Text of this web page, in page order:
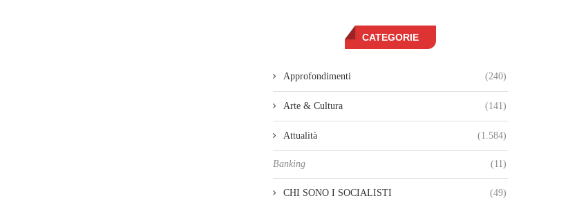
CATEGORIE
Approfondimenti (240)
Arte & Cultura (141)
Attualità (1.584)
Banking (11)
CHI SONO I SOCIALISTI (49)